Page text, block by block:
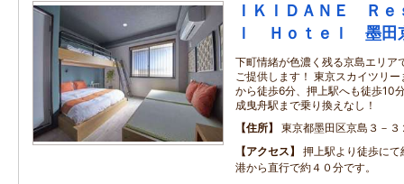
ＩＫＩＤＡＮＥ Ｒｅ
ｌ Ｈｏｔｅｌ 墨田
下町情緒が色濃く残る京島エリア
ご提供します！ 東京スカイツリ
から徒歩6分、押上駅へも徒歩10
成曳舟駅まで乗り換えなし！
住所
東京都墨田区京島３－３
アクセス
押上駅より徒歩に
港から直行で約４０分です。